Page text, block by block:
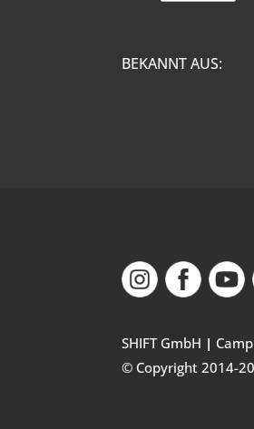
BEKANNT AUS:
SHIFT GmbH |
© Copyright 2014-